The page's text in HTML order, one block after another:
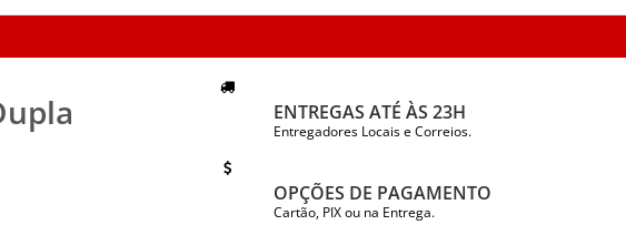
ENTREGAS ATÉ ÀS 23H
Entregadores Locais e Correios.
OPÇÕES DE PAGAMENTO
Cartão, PIX ou na Entrega.